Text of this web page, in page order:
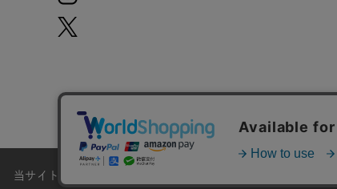
当サイトではお客様のウェブサイト体験をより向上させる為